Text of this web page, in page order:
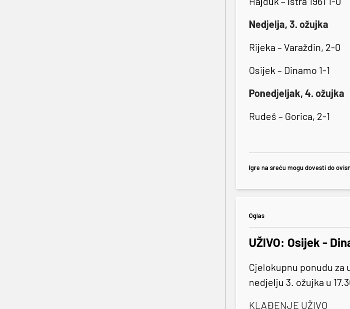
Nedjelja, 3. ožujka
Rijeka – Varaždin, 2-0
Osijek – Dinamo 1-1
Ponedjeljak, 4. ožujka
Rudeš – Gorica, 2-1
Igre na sreću mogu dovesti do
Oglas
UŽIVO: Osijek -
Cjelokupnu ponudu
nedjelju 3. ožujka u
KLAĐENJE UŽIVO